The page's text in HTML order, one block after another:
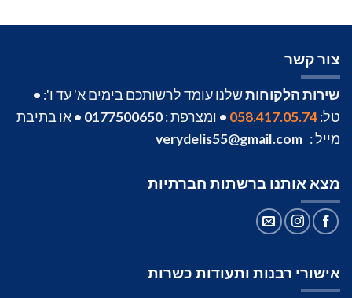
צור קשר
שירות הלקוחותשלנו עומד לרשותכם בימים א' עד ו': •
טל:058.417.05.74
• ומצרפת :0177500650
•או בתיבת
מייל : verydelis55@gmail.com
מצא אותנו ברשתות חברתיות
אישורי רבנות ותעודות כשרות